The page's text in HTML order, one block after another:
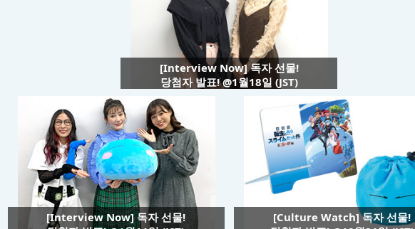
[Interview Now] 독자 선물!
당첨자 발표! @1월18일 (JST)
[Interview Now] 독자 선물!
[Culture Watch] 독자 선물!